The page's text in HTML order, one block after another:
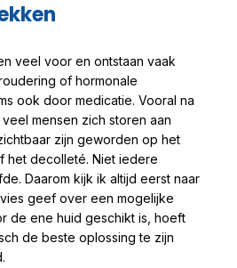
veel voor en ontstaan vaak
of hormonale
ook door medicatie. Vooral na
mensen zich storen aan
zijn geworden op het
het decolleté. Niet iedere
Daarom kijk ik altijd eerst naar
geef over een mogelijke
de ene huid geschikt is, hoeft
de beste oplossing te zijn